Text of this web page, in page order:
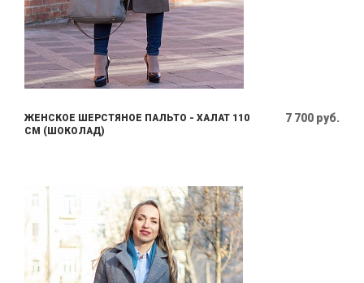
ЖЕНСКОЕ ШЕРСТЯНОЕ ПАЛЬТО - ХАЛАТ 110
СМ (ШОКОЛАД)
7 700 руб.